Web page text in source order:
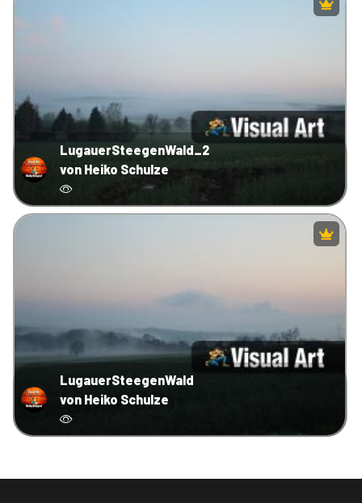
LugauerSteegenWald_2
von Heiko Schulze
LugauerSteegenWald
von Heiko Schulze